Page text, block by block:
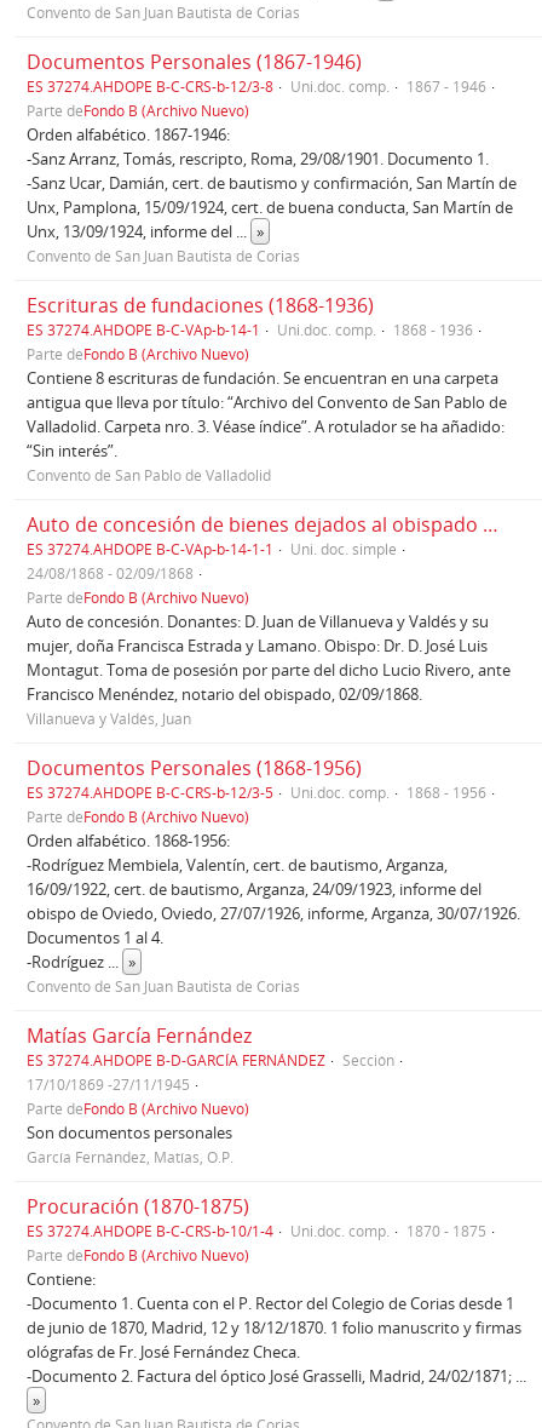
Convento de San Juan Bautista de Corias
Documentos Personales (1867-1946)
ES 37274.AHDOPE B-C-CRS-b-12/3-8 Uni.doc. comp.
1867 - 1946
Parte deFondo B (Archivo Nuevo)
Orden alfabético. 1867-1946:
-Sanz Arranz, Tomás, rescripto, Roma, 29/08/1901. Documento 1.
-Sanz Ucar, Damián, cert. de bautismo y confirmación, San Martín de
Unx, Pamplona, 15/09/1924, cert. de buena conducta, San Martín de
Unx, 13/09/1924, informe del ... »
Convento de San Juan Bautista de Corias
Escrituras de fundaciones (1868-1936)
ES 37274.AHDOPE B-C-VAp-b-14-1 Uni.doc. comp.
1868 - 1936
Parte deFondo B (Archivo Nuevo)
Contiene 8 escrituras de fundación. Se encuentran en una carpeta
antigua que lleva por título: “Archivo del Convento de San Pablo de
Valladolid. Carpeta nro. 3. Véase índice”. A rotulador se ha añadido:
“Sin interés”.
Convento de San Pablo de Valladolid
Auto de concesión de bienes dejados al obispado de Oviedo a favor de D. Lucio Rivero y Fernández, clérigo, para que pueda ascender a las sagradas órdenes (1868)
ES 37274.AHDOPE B-C-VAp-b-14-1-1
Uni. doc. simple
24/08/1868 - 02/09/1868
Parte deFondo B (Archivo Nuevo)
Auto de concesión. Donantes: D. Juan de Villanueva y Valdés y su
mujer, doña Francisca Estrada y Lamano. Obispo: Dr. D. José Luis
Montagut. Toma de posesión por parte del dicho Lucio Rivero, ante
Francisco Menéndez, notario del obispado, 02/09/1868.
Villanueva y Valdés, Juan
Documentos Personales (1868-1956)
ES 37274.AHDOPE B-C-CRS-b-12/3-5 Uni.doc. comp.
1868 - 1956
Parte deFondo B (Archivo Nuevo)
Orden alfabético. 1868-1956:
-Rodríguez Membiela, Valentín, cert. de bautismo, Arganza,
16/09/1922, cert. de bautismo, Arganza, 24/09/1923, informe del
obispo de Oviedo, Oviedo, 27/07/1926, informe, Arganza, 30/07/1926.
Documentos 1 al 4.
-Rodríguez ... »
Convento de San Juan Bautista de Corias
Matías García Fernández
ES 37274.AHDOPE B-D-GARCÍA FERNÁNDEZ
Sección
17/10/1869 -27/11/1945
Parte deFondo B (Archivo Nuevo)
Son documentos personales
García Fernández, Matías, O.P.
Procuración (1870-1875)
ES 37274.AHDOPE B-C-CRS-b-10/1-4 Uni.doc. comp.
1870 - 1875
Parte deFondo B (Archivo Nuevo)
Contiene:
-Documento 1. Cuenta con el P. Rector del Colegio de Corias desde 1
de junio de 1870, Madrid, 12 y 18/12/1870. 1 folio manuscrito y firmas
ológrafas de Fr. José Fernández Checa.
-Documento 2. Factura del óptico José Grasselli, Madrid, 24/02/1871; ...
»